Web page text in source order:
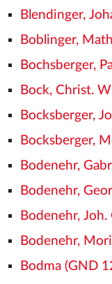
Blendinger,
Boblinger,
Bochsberger,
Bock, Christ.
Bocksberger,
Bocksberger,
Bodenehr,
Bodenehr,
Bodenehr,
Bodenehr,
Bodma (GND